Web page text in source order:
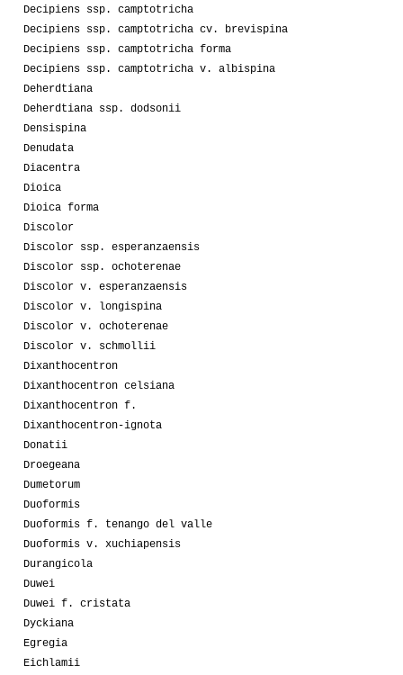
Decipiens ssp. camptotricha
Decipiens ssp. camptotricha cv. brevispina
Decipiens ssp. camptotricha forma
Decipiens ssp. camptotricha v. albispina
Deherdtiana
Deherdtiana ssp. dodsonii
Densispina
Denudata
Diacentra
Dioica
Dioica forma
Discolor
Discolor ssp. esperanzaensis
Discolor ssp. ochoterenae
Discolor v. esperanzaensis
Discolor v. longispina
Discolor v. ochoterenae
Discolor v. schmollii
Dixanthocentron
Dixanthocentron celsiana
Dixanthocentron f.
Dixanthocentron-ignota
Donatii
Droegeana
Dumetorum
Duoformis
Duoformis f. tenango del valle
Duoformis v. xuchiapensis
Durangicola
Duwei
Duwei f. cristata
Dyckiana
Egregia
Eichlamii